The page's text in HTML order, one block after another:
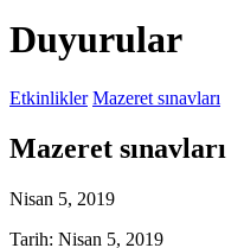
Duyurular
Etkinlikler Mazeret sınavları
Mazeret sınavları
Nisan 5, 2019
Tarih: Nisan 5, 2019